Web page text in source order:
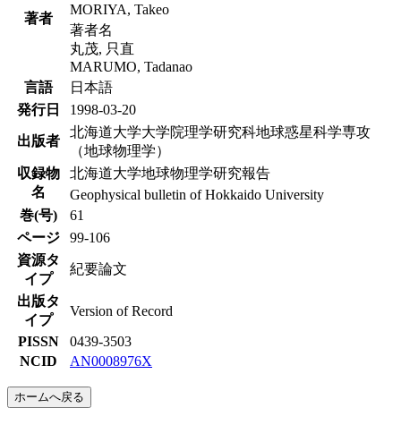
著者
MORIYA, Takeo
著者名
丸茂, 只直
MARUMO, Tadanao
言語
日本語
発行日
1998-03-20
出版者
北海道大学大学院理学研究科地球惑星科学専攻
（地球物理学）
収録物
名
北海道大学地球物理学研究報告
Geophysical bulletin of Hokkaido University
巻(号)
61
ページ
99-106
資源タ
イプ
紀要論文
出版タ
イプ
Version of Record
PISSN
0439-3503
NCID
AN0008976X
ホームへ戻る